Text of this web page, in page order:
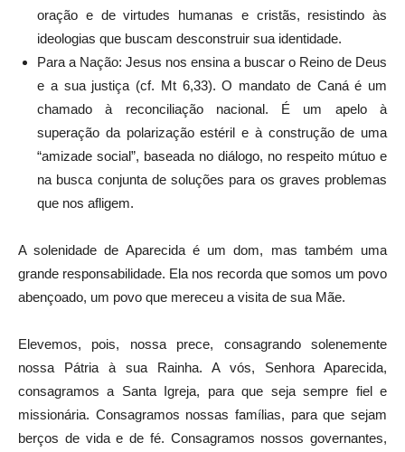
oração e de virtudes humanas e cristãs, resistindo às
ideologias que buscam desconstruir sua identidade.
Para a Nação: Jesus nos ensina a buscar o Reino de Deus
e a sua justiça (cf. Mt 6,33). O mandato de Caná é um
chamado à reconciliação nacional. É um apelo à
superação da polarização estéril e à construção de uma
“amizade social”, baseada no diálogo, no respeito mútuo e
na busca conjunta de soluções para os graves problemas
que nos afligem.
A solenidade de Aparecida é um dom, mas também uma
grande responsabilidade. Ela nos recorda que somos um povo
abençoado, um povo que mereceu a visita de sua Mãe.
Elevemos, pois, nossa prece, consagrando solenemente
nossa Pátria à sua Rainha. A vós, Senhora Aparecida,
consagramos a Santa Igreja, para que seja sempre fiel e
missionária. Consagramos nossas famílias, para que sejam
berços de vida e de fé. Consagramos nossos governantes,